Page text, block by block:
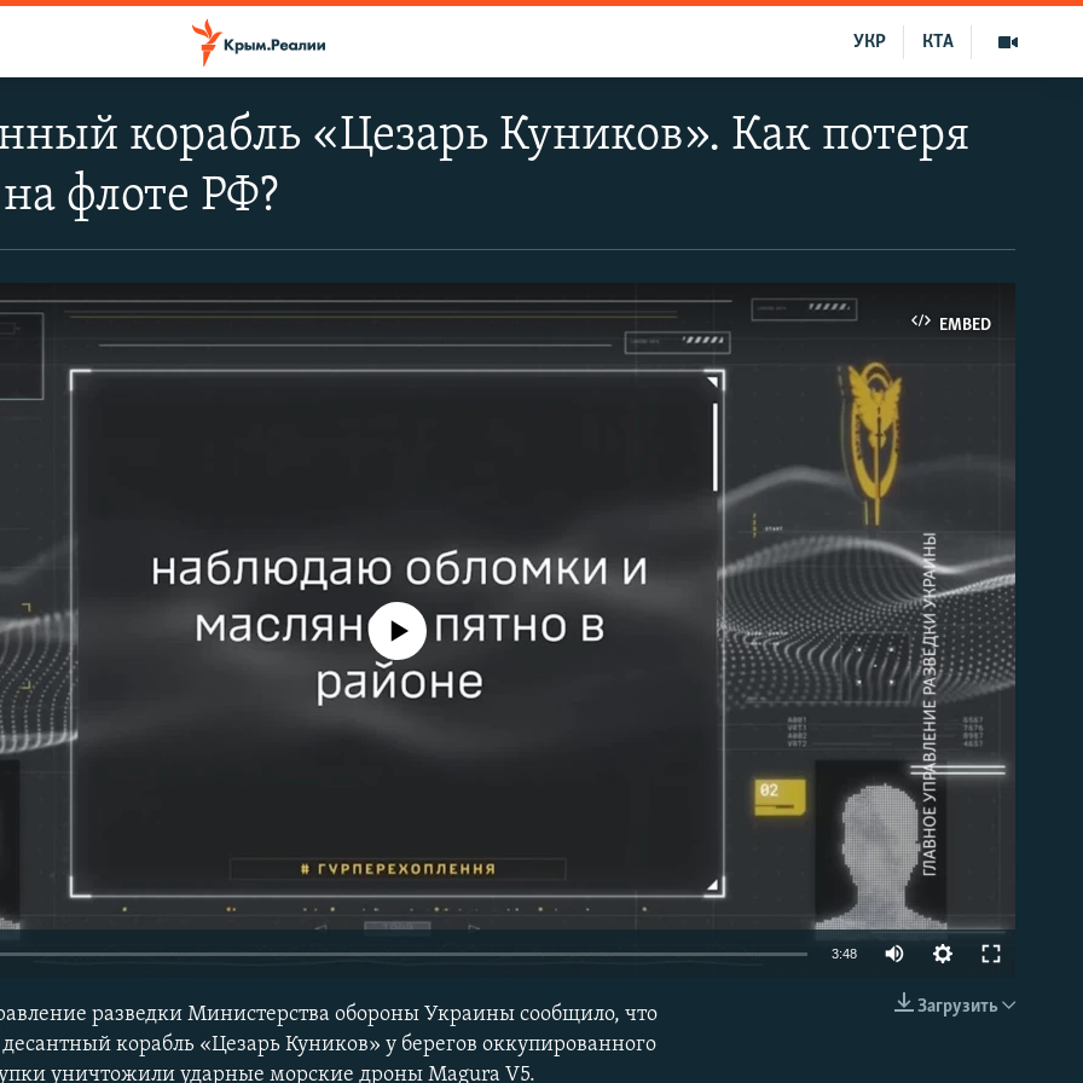
КТА
УКР
корабль «Цезарь Куников». Как потеря
флоте РФ?
EMBED
EMBED
No media source currently available
3:48
240p
Загрузить
разведки Министерства обороны Украины сообщило, что
корабль «Цезарь Куников» у берегов оккупированного
уничтожили ударные морские дроны Magura V5.